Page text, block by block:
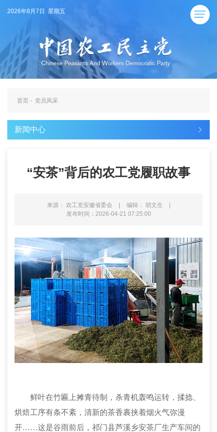
2026年8月7日 星期五
首页 - 党员风采
新闻中心
“安茶”背后的农工党履职故事
来源： 农工党安徽省委会 | 编辑： 胡文生
|
发布时间：2026-04-21 07:25:00
鲜叶在竹匾上摊青待制，杀青机轰鸣运转，揉捻、
烘焙工序有条不紊，清新的茶香裹挟着烟火气弥漫
开……这是谷雨前后，祁门县芦溪乡安茶厂生产车间的